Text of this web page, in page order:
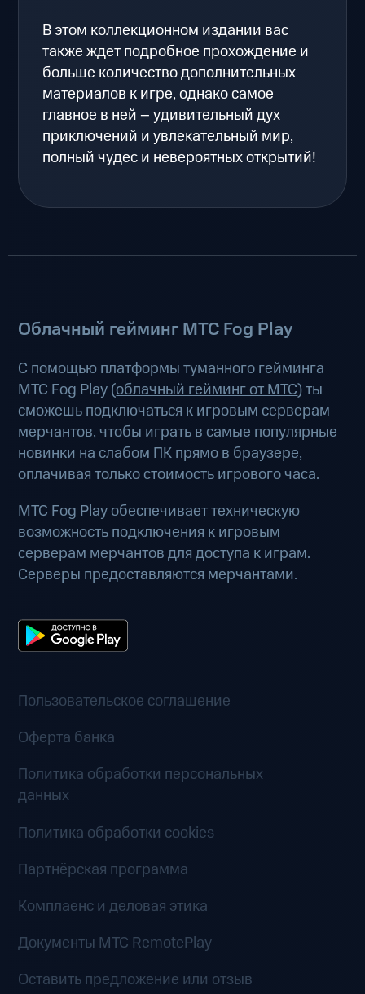
В этом коллекционном издании вас
также ждет подробное прохождение и
больше количество дополнительных
материалов к игре, однако самое
главное в ней – удивительный дух
приключений и увлекательный мир,
полный чудес и невероятных открытий!
Облачный гейминг МТС Fog Play
С помощью платформы туманного гейминга
МТС Fog Play (облачный гейминг от МТС) ты
сможешь подключаться к игровым серверам
мерчантов, чтобы играть в самые популярные
новинки на слабом ПК прямо в браузере,
оплачивая только стоимость игрового часа.
МТС Fog Play обеспечивает техническую
возможность подключения к игровым
серверам мерчантов для доступа к играм.
Серверы предоставляются мерчантами.
Пользовательское соглашение
Оферта банка
Политика обработки персональных
данных
Политика обработки cookies
Партнёрская программа
Комплаенс и деловая этика
Документы MTC RemotePlay
Оставить предложение или отзыв